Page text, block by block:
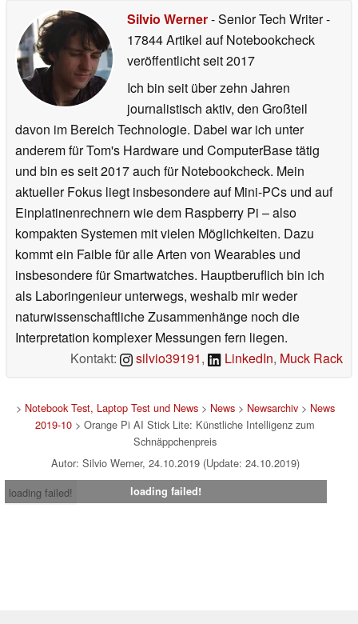
Silvio Werner- Senior Tech Writer-
17844 Artikel auf Notebookcheck
veröffentlichtseit 2017
Ich bin seit über zehn Jahren
journalistisch aktiv, den Großteil
davon im Bereich Technologie. Dabei war ich unter
anderem für Tom's Hardware und ComputerBase tätig
und bin es seit 2017 auch für Notebookcheck. Mein
aktueller Fokus liegt insbesondere auf Mini-PCs und auf
Einplatinenrechnern wie dem Raspberry Pi – also
kompakten Systemen mit vielen Möglichkeiten. Dazu
kommt ein Faible für alle Arten von Wearables und
insbesondere für Smartwatches. Hauptberuflich bin ich
als Laboringenieur unterwegs, weshalb mir weder
naturwissenschaftliche Zusammenhänge noch die
Interpretation komplexer Messungen fern liegen.
Kontakt:
silvio39191, LinkedIn, Muck Rack
> Notebook Test, Laptop Test und News> News> Newsarchiv> News
2019-10 > Orange Pi AI Stick Lite: Künstliche Intelligenz zum
Schnäppchenpreis
Autor: Silvio Werner, 24.10.2019 (Update: 24.10.2019)
loading failed!
loading failed!